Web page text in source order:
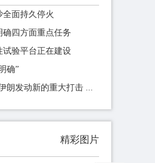
面持久停火
确四方面重点任务
试验平台正在建设
确”
朗发动新的重大打击 ...
精彩图片